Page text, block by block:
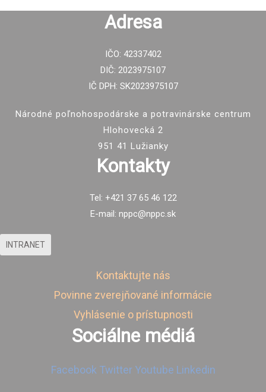
Adresa
IČO: 42337402
DIČ: 2023975107
IČ DPH: SK2023975107
Národné poľnohospodárske a potravinárske centrum
Hlohovecká 2
951 41 Lužianky
Kontakty
Tel: +421 37 65 46 122
E-mail: nppc@nppc.sk
INTRANET
Kontaktujte nás
Povinne zverejňované informácie
Vyhlásenie o prístupnosti
Sociálne médiá
Facebook Twitter Youtube Linkedin